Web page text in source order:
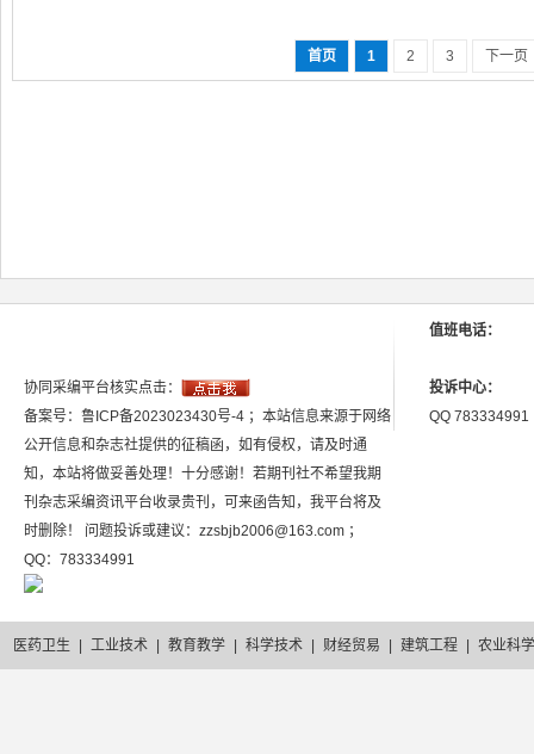
首页 1 2 3 下一页
协同采编平台核实点击：
备案号：鲁ICP备2023023430号-4 ；本站信息来源于网络
公开信息和杂志社提供的征稿函，如有侵权，请及时通
知，本站将做妥善处理！十分感谢！若期刊社不希望我期
刊杂志采编资讯平台收录贵刊，可来函告知，我平台将及
时删除！ 问题投诉或建议：zzsbjb2006@163.com ；
QQ：783334991
值班电话：
投诉中心：
QQ 783334991
医药卫生 工业技术 教育教学 科学技术 财经贸易 建筑工程 农业科学